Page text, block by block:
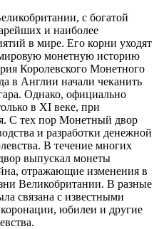
с богатой
и наиболее
в мире. Его корни уходят
мировую монетную историю
Королевского Монетного
в Англии начали чеканить
Однако, официально
в XI веке, при
С тех пор Монетный двор
и разработки денежной
В течение многих
выпускал монеты
отражающие изменения в
Великобритании. В разные
связана с известными
юбилеи и другие